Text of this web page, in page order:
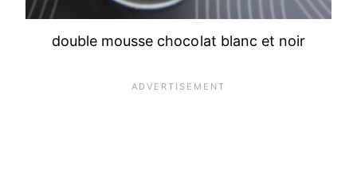
double mousse chocolat blanc et noir